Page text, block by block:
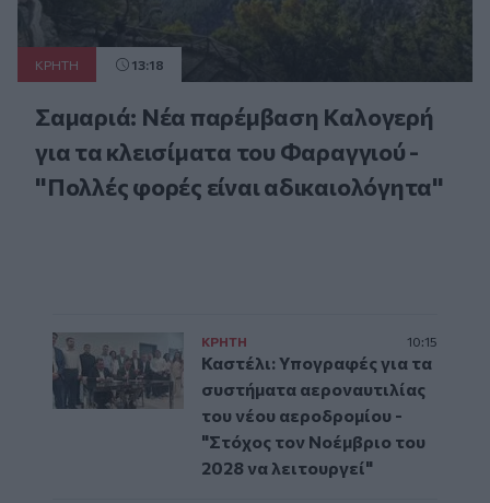
ΚΡΗΤΗ 13:18
Σαμαριά: Νέα παρέμβαση Καλογερή
για τα κλεισίματα του Φαραγγιού -
"Πολλές φορές είναι αδικαιολόγητα"
ΚΡΗΤΗ 10:15
Καστέλι: Υπογραφές για τα
συστήματα αεροναυτιλίας
του νέου αεροδρομίου -
"Στόχος τον Νοέμβριο του
2028 να λειτουργεί"